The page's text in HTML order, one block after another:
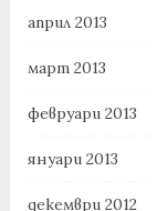
април 2013
март 2013
февруари 2013
януари 2013
декември 2012